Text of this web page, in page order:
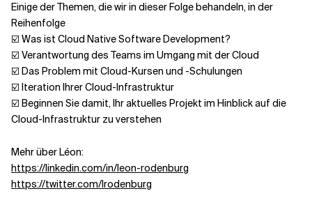
Einige der Themen, die wir in dieser Folge behandeln, in der
Reihenfolge
☑️ Was ist Cloud Native Software Development?
☑️ Verantwortung des Teams im Umgang mit der Cloud
☑️ Das Problem mit Cloud-Kursen und -Schulungen
☑️ Iteration Ihrer Cloud-Infrastruktur
☑️ Beginnen Sie damit, Ihr aktuelles Projekt im Hinblick auf die
Cloud-Infrastruktur zu verstehen
Mehr über Léon:
https://linkedin.com/in/leon-rodenburg
https://twitter.com/lrodenburg